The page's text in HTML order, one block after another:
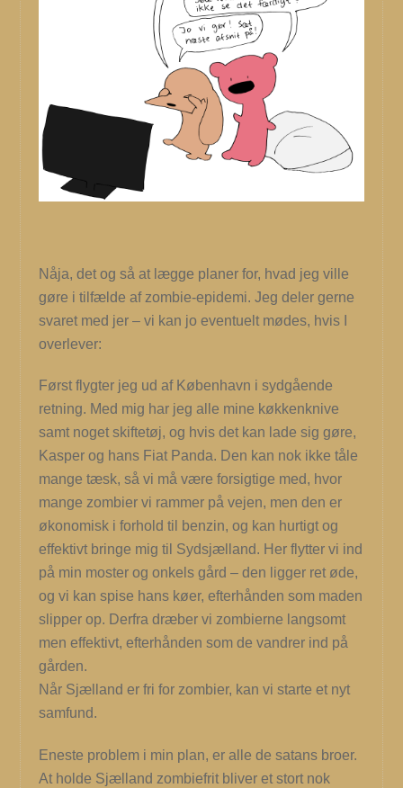
Nåja, det og så at lægge planer for, hvad jeg ville
gøre i tilfælde af zombie-epidemi. Jeg deler gerne
svaret med jer – vi kan jo eventuelt mødes, hvis I
overlever:
Først flygter jeg ud af København i sydgående
retning. Med mig har jeg alle mine køkkenknive
samt noget skiftetøj, og hvis det kan lade sig gøre,
Kasper og hans Fiat Panda. Den kan nok ikke tåle
mange tæsk, så vi må være forsigtige med, hvor
mange zombier vi rammer på vejen, men den er
økonomisk i forhold til benzin, og kan hurtigt og
effektivt bringe mig til Sydsjælland. Her flytter vi ind
på min moster og onkels gård – den ligger ret øde,
og vi kan spise hans køer, efterhånden som maden
slipper op. Derfra dræber vi zombierne langsomt
men effektivt, efterhånden som de vandrer ind på
gården.
Når Sjælland er fri for zombier, kan vi starte et nyt
samfund.
Eneste problem i min plan, er alle de satans broer.
At holde Sjælland zombiefrit bliver et stort nok